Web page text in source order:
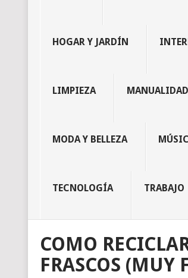
HOGAR Y JARDÍN
LIMPIEZA
MODA Y BELLEZA
TECNOLOGÍA TRABAJO
COMO
FRASCOS (MUY